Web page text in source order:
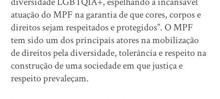
atuação do MPF na garantia de que cores, corpos e
direitos sejam respeitados e protegidos”. O MPF
tem sido um dos principais atores na mobilização
de direitos pela diversidade, tolerância e respeito na
construção de uma sociedade em que justiça e
respeito prevaleçam.